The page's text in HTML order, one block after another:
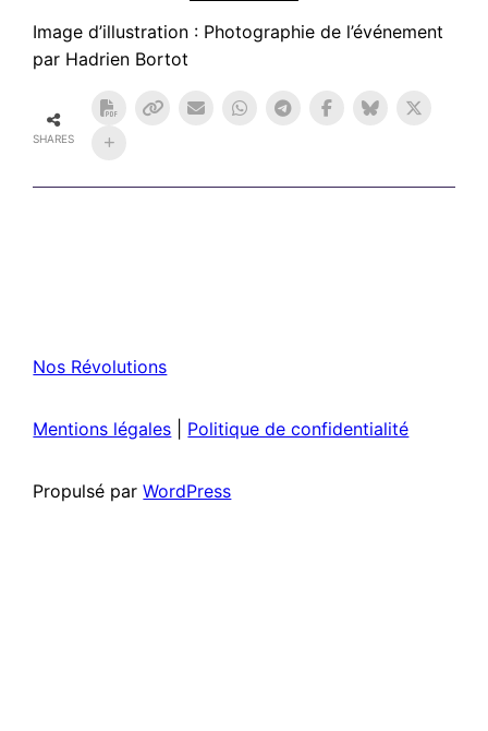
Image d’illustration : Photographie de l’événement
par Hadrien Bortot
SHARES
Nos Révolutions
Mentions légales Politique de confidentialité
Propulsé parWordPress